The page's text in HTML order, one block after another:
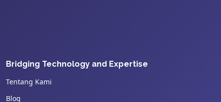
Bridging Technology and Expertise
Tentang Kami
Blog